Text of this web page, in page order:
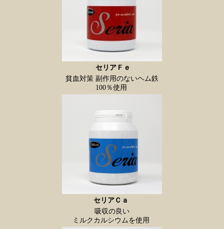
セリアＦｅ
貧血対策 副作用のないヘム鉄
100％使用
セリアＣａ
吸収の良い
ミルクカルシウムを使用